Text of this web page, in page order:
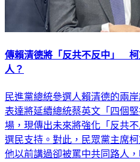
傳賴清德將「反共不反中」
人？
民進黨總統參選人賴清德的兩
表達將延續總統蔡英文「四個
場，現傳出未來將強化「反共
選民支持。對此，民眾黨主席
他以前講過卻被罵中共同路人